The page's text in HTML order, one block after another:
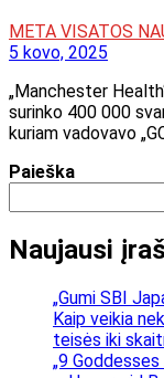
META VISATOS
5 kovo, 2025
„Manchester
surinko 400 000
kuriam vadovavo
Paieška
Naujausi
„Gumi SBI
Kaip veikia
teisės iki
„9